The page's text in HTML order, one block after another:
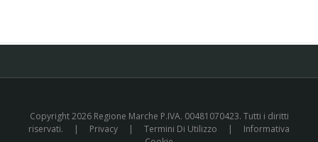
Copyright 2026 Regione Marche P.IVA. 00481070423. Tutti i diritti
riservati.
| Privacy | Termini Di Utilizzo |
Informativa